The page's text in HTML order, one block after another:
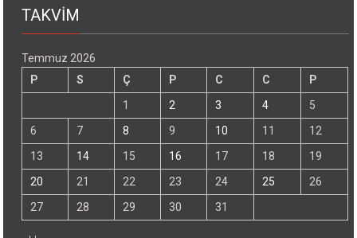
TAKVİM
Temmuz 2026
P
S Ç P C C
P
1
2 3 4
5
6
7 8 9 10 11
12
13
14 15 16 17 18
19
20
21 22 23 24 25
26
27
28 29 30 31